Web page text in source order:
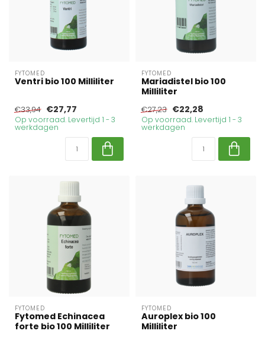
FYTOMED
Ventri bio 100 Milliliter
€33,94 €27,77
Op voorraad. Levertijd 1 - 3
werkdagen
FYTOMED
Mariadistel bio 100
Milliliter
€27,23 €22,28
Op voorraad. Levertijd 1 - 3
werkdagen
FYTOMED
Fytomed Echinacea
forte bio 100 Milliliter
FYTOMED
Auroplex bio 100
Milliliter